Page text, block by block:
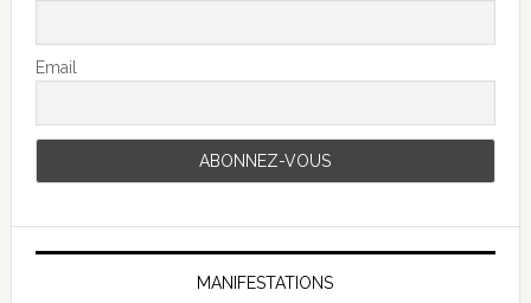
Email
MANIFESTATIONS